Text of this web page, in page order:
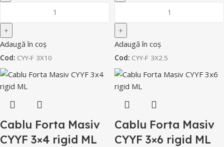
Adaugă în coș
Cod: CYY-F 3X10
Adaugă în coș
Cod: CYY-F 3X2.5
Cablu Forta Masiv
CYYF 3×4 rigid ML
Cablu Forta Masiv
CYYF 3×6 rigid ML